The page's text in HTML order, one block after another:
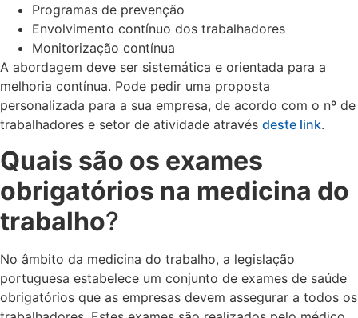
Programas de prevenção
Envolvimento contínuo dos trabalhadores
Monitorização contínua
A abordagem deve ser sistemática e orientada para a
melhoria contínua. Pode pedir uma proposta
personalizada para a sua empresa, de acordo com o nº de
trabalhadores e setor de atividade através deste link.
Quais são os exames
obrigatórios na medicina do
trabalho?
No âmbito da medicina do trabalho, a legislação
portuguesa estabelece um conjunto de exames de saúde
obrigatórios que as empresas devem assegurar a todos os